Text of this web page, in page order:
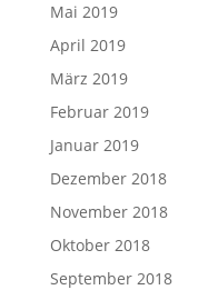
Mai 2019
April 2019
März 2019
Februar 2019
Januar 2019
Dezember 2018
November 2018
Oktober 2018
September 2018